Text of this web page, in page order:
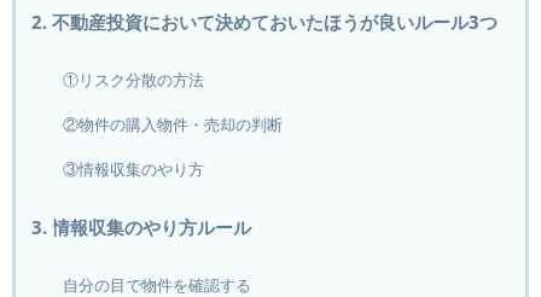
2. 不動産投資において決めておいたほうが良いルール3つ
①リスク分散の方法
②物件の購入物件・売却の判断
③情報収集のやり方
3. 情報収集のやり方ルール
自分の目で物件を確認する